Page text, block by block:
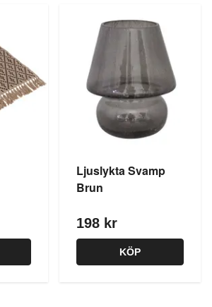
Ljuslykta Svamp
Brun
198 kr
KÖP